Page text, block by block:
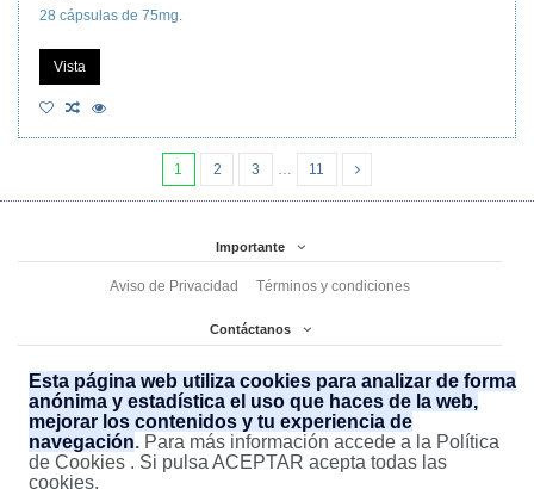
28 cápsulas de 75mg.
Vista
1 2 3 … 11
Importante
Aviso de Privacidad Términos y condiciones
Contáctanos
Sufarmed
Avenida Olímpica 2123, Ampliación San Francisco de Asís
(477) 7 61 11 12 (477) 7 61 11 02
ecommerce@sufarmed.com
477 852 25 61
Esta página web utiliza cookies para analizar de forma
anónima y estadística el uso que haces de la web,
mejorar los contenidos y tu experiencia de
navegación. Para más información accede a la Política
de Cookies . Si pulsa ACEPTAR acepta todas las
cookies.